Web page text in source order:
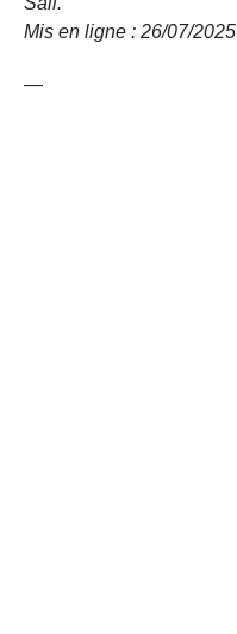
Mis en ligne : 26/07/2025
—